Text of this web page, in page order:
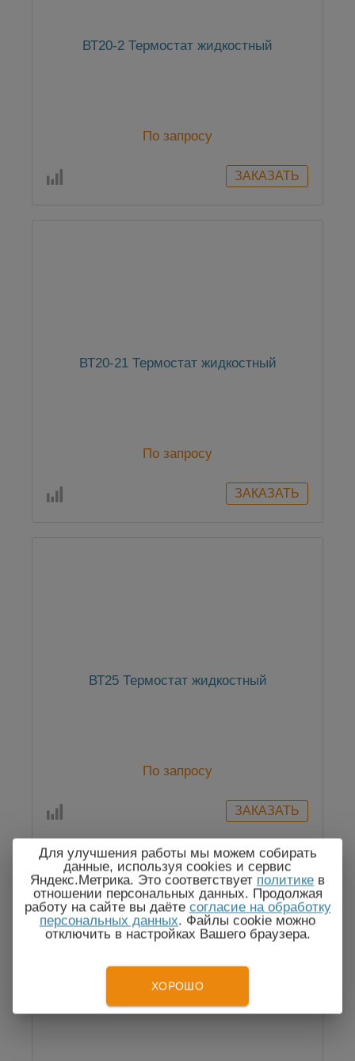
ВТ20-2 Термостат жидкостный
По запросу
ВТ20-21 Термостат жидкостный
По запросу
ВТ25 Термостат жидкостный
По запросу
Для улучшения работы мы можем собирать
данные, используя cookies и сервис
Яндекс.Метрика. Это соответствует политике в
отношении персональных данных. Продолжая
работу на сайте вы даёте согласие на обработку
персональных данных. Файлы cookie можно
отключить в настройках Вашего браузера.
ХОРОШО